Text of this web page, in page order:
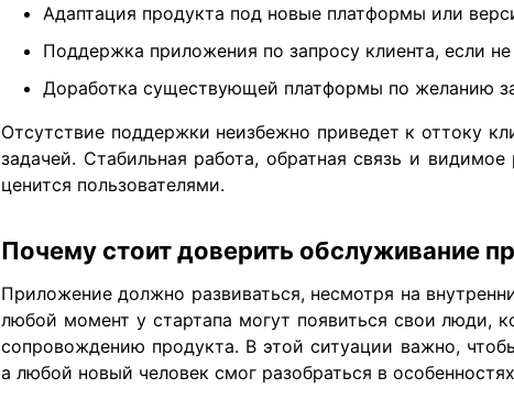
Адаптация продукта под новые платформы или
Поддержка приложения по запросу клиента, если
Доработка существующей платформы по желанию
Отсутствие поддержки неизбежно приведет к оттоку
задачей. Стабильная работа, обратная связь и
ценится пользователями.
Почему стоит доверить обслуживание
Приложение должно развиваться, несмотря на
любой момент у стартапа могут появиться свои люди,
сопровождению продукта. В этой ситуации важно,
а любой новый человек смог разобраться в